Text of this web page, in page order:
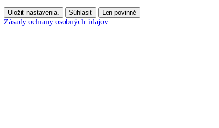
Uložiť nastavenia. Súhlasiť Len povinné
Zásady ochrany osobných údajov